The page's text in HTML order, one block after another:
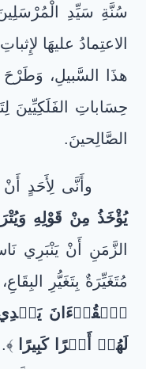
سُنَّةِ سَيِّدِ
الاعتِمادُ عليهَا
هذَا السَّبيلِ،
حِسَاباتِ الفَلَكِيِّينَ
الصَّالِحينَ.
وأَنَّى لِأَحَدٍ
يُؤْخَذُ مِنْ قَوْلِهِ
الزَّمَنِ أَنْ يَنْبَرِي
مُتَغَيِّرَةٌ بِتَغَيُّرِ
ٱلۡقُرۡءَانَ يَهۡدِي
لَهُمۡ أَجۡرًا كَبِيرًا